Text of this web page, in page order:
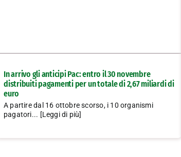
In arrivo gli anticipi Pac: entro il 30 novembre
distribuiti pagamenti per un totale di 2,67 miliardi di
euro
A partire dal 16 ottobre scorso, i 10 organismi
pagatori... [Leggi di più]